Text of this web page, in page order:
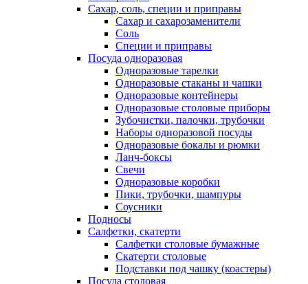
Сахар, соль, специи и приправы
Сахар и сахарозаменители
Соль
Специи и приправы
Посуда одноразовая
Одноразовые тарелки
Одноразовые стаканы и чашки
Одноразовые контейнеры
Одноразовые столовые приборы
Зубочистки, палочки, трубочки
Наборы одноразовой посуды
Одноразовые бокалы и рюмки
Ланч-боксы
Свечи
Одноразовые коробки
Пики, трубочки, шампуры
Соусники
Подносы
Салфетки, скатерти
Салфетки столовые бумажные
Скатерти столовые
Подставки под чашку (коастеры)
Посуда столовая